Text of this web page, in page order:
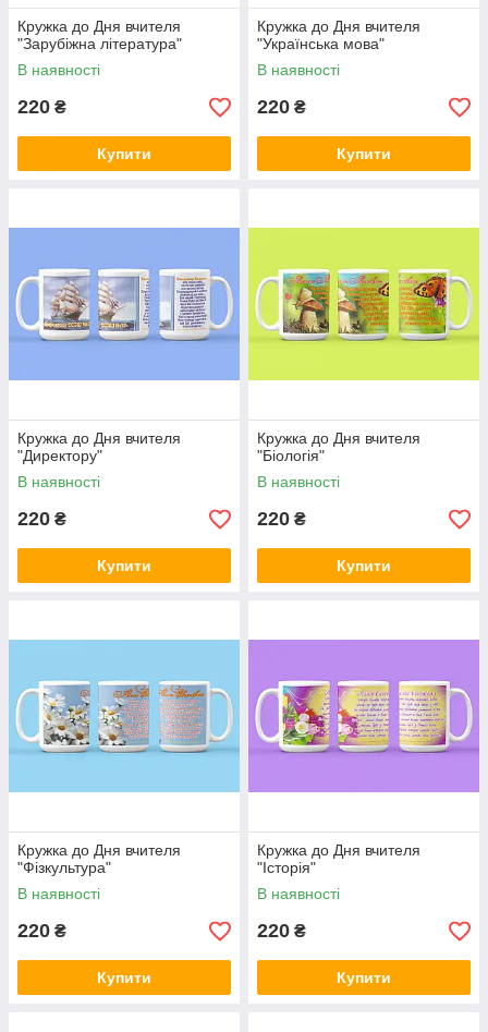
Кружка до Дня вчителя
"Зарубіжна література"
В наявності
220 ₴
Купити
Кружка до Дня вчителя
"Українська мова"
В наявності
220 ₴
Купити
Кружка до Дня вчителя
"Директору"
В наявності
220 ₴
Купити
Кружка до Дня вчителя
"Біологія"
В наявності
220 ₴
Купити
Кружка до Дня вчителя
"Фізкультура"
В наявності
220 ₴
Купити
Кружка до Дня вчителя
"Історія"
В наявності
220 ₴
Купити